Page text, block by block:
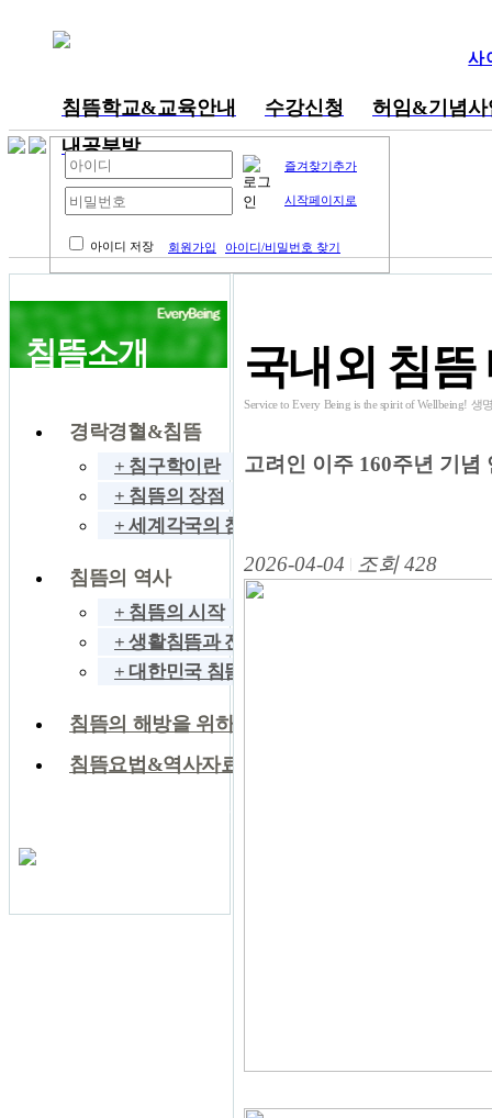
사
침뜸학교&교육안내 수강신청
허임&기념사
내공부방
즐겨찾기추가
시작페이지로
아이디 저장 회원가입 아이디/비밀번호 찾기
침뜸소개
경락경혈&침뜸
+ 침구학이란
+ 침뜸의 장점
+ 세계각국의 침뜸
침뜸의 역사
+ 침뜸의 시작
+ 생활침뜸과 전문침뜸
+ 대한민국 침뜸전승
침뜸의 해방을 위하여
침뜸요법&역사자료
국내외 침뜸
Service to Every Being is the spirit of Wellbeing!
고려인 이주 160주년 기
2026-04-04 조회 428